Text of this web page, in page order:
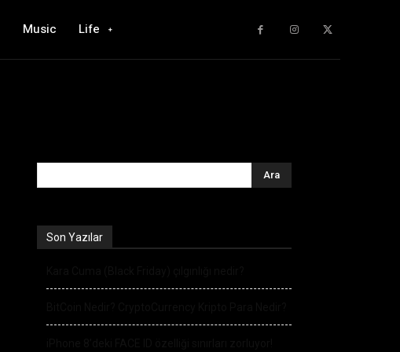
Music Life
Son Yazılar